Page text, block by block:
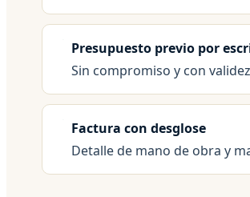
Presupuesto previo por
Sin compromiso y con
Factura con desglose
Detalle de mano de obra y